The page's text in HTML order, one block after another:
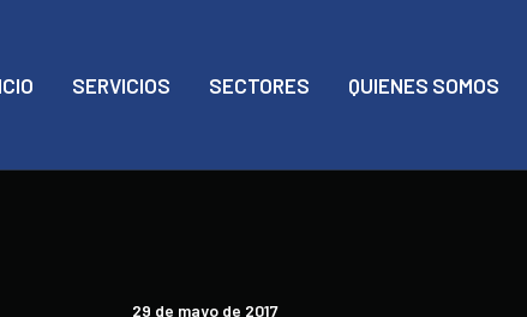
SERVICIOS SECTORES QUIENES SOMOS
29 de mayo de 2017